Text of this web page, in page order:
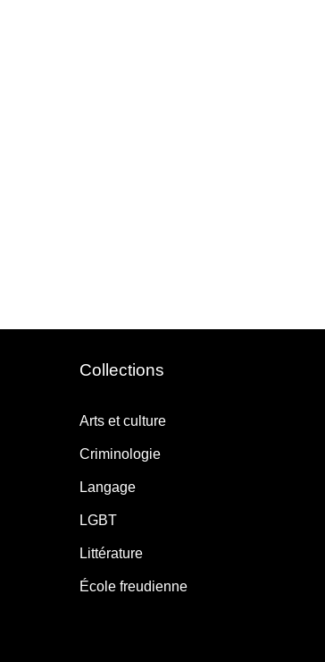
Collections
Arts et culture
Criminologie
Langage
LGBT
Littérature
École freudienne